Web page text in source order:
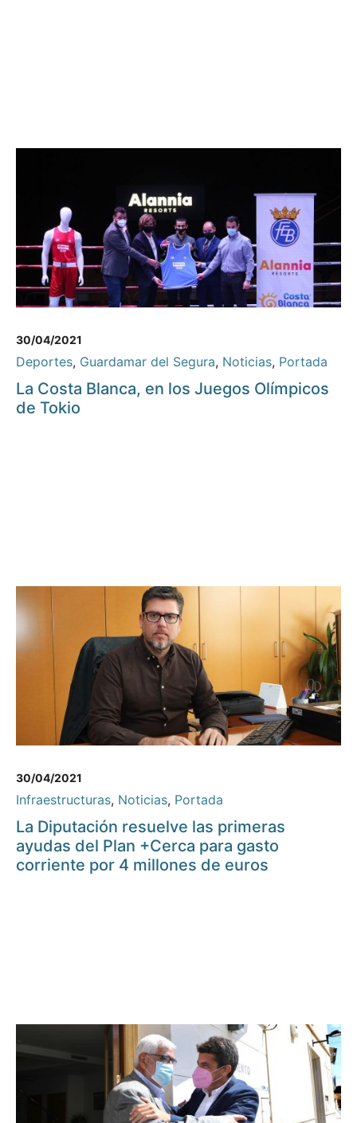
30/04/2021
Deportes, Guardamar del Segura, Noticias, Portada
La Costa Blanca, en los Juegos Olímpicos
de Tokio
30/04/2021
Infraestructuras, Noticias, Portada
La Diputación resuelve las primeras
ayudas del Plan +Cerca para gasto
corriente por 4 millones de euros